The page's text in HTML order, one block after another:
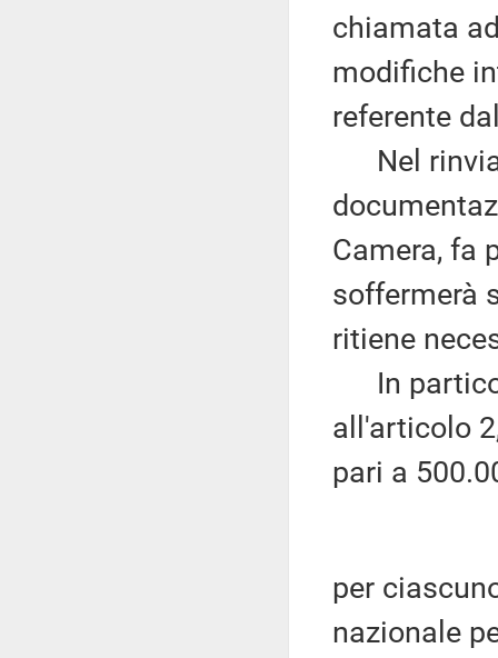
chiamata
modifiche
referente
Nel
Camera, fa
soffermerà
ritiene
In
all'articolo
pari a
per
nazionale